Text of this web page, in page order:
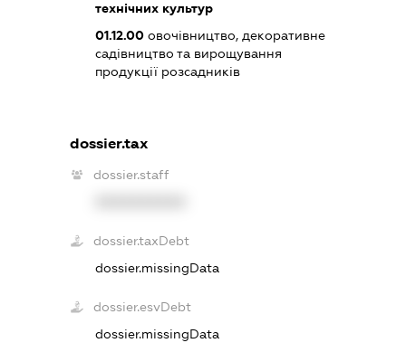
технічних культур
01.12.00 овочівництво, декоративне
садівництво та вирощування
продукції розсадників
dossier.tax
dossier.staff
dossier.taxDebt
dossier.missingData
dossier.esvDebt
dossier.missingData